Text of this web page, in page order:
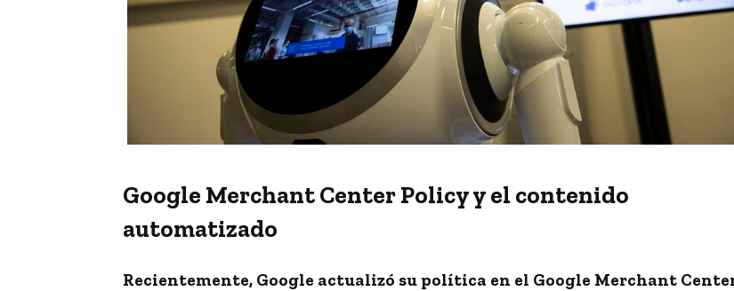
Google Merchant Center Policy y el contenido
automatizado
Recientemente, Google actualizó su política en el Google Merchant